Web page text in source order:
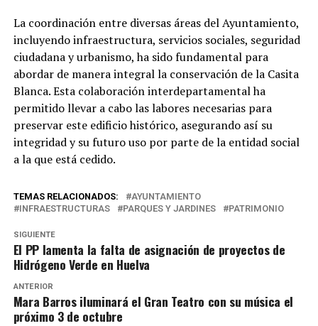
La coordinación entre diversas áreas del Ayuntamiento,
incluyendo infraestructura, servicios sociales, seguridad
ciudadana y urbanismo, ha sido fundamental para
abordar de manera integral la conservación de la Casita
Blanca. Esta colaboración interdepartamental ha
permitido llevar a cabo las labores necesarias para
preservar este edificio histórico, asegurando así su
integridad y su futuro uso por parte de la entidad social
a la que está cedido.
TEMAS RELACIONADOS:
AYUNTAMIENTO
INFRAESTRUCTURAS
PARQUES Y JARDINES PATRIMONIO
SIGUIENTE
El PP lamenta la falta de asignación de proyectos de
Hidrógeno Verde en Huelva
ANTERIOR
Mara Barros iluminará el Gran Teatro con su música el
próximo 3 de octubre